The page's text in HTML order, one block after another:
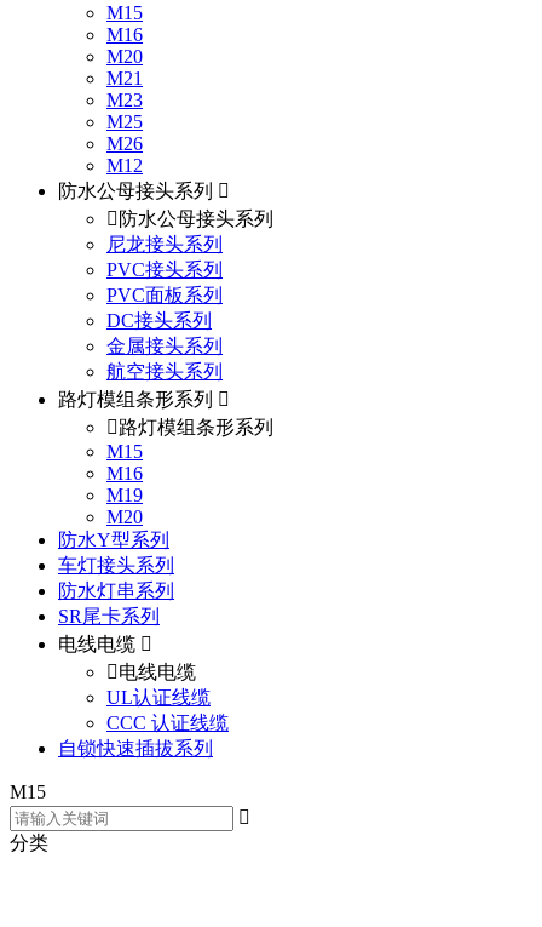
M15
M16
M20
M21
M23
M25
M26
M12
防水公母接头系列
防水公母接头系列
尼龙接头系列
PVC接头系列
PVC面板系列
DC接头系列
金属接头系列
航空接头系列
路灯模组条形系列
路灯模组条形系列
M15
M16
M19
M20
防水Y型系列
车灯接头系列
防水灯串系列
SR尾卡系列
电线电缆
电线电缆
UL认证线缆
CCC 认证线缆
自锁快速插拔系列
M15
分类